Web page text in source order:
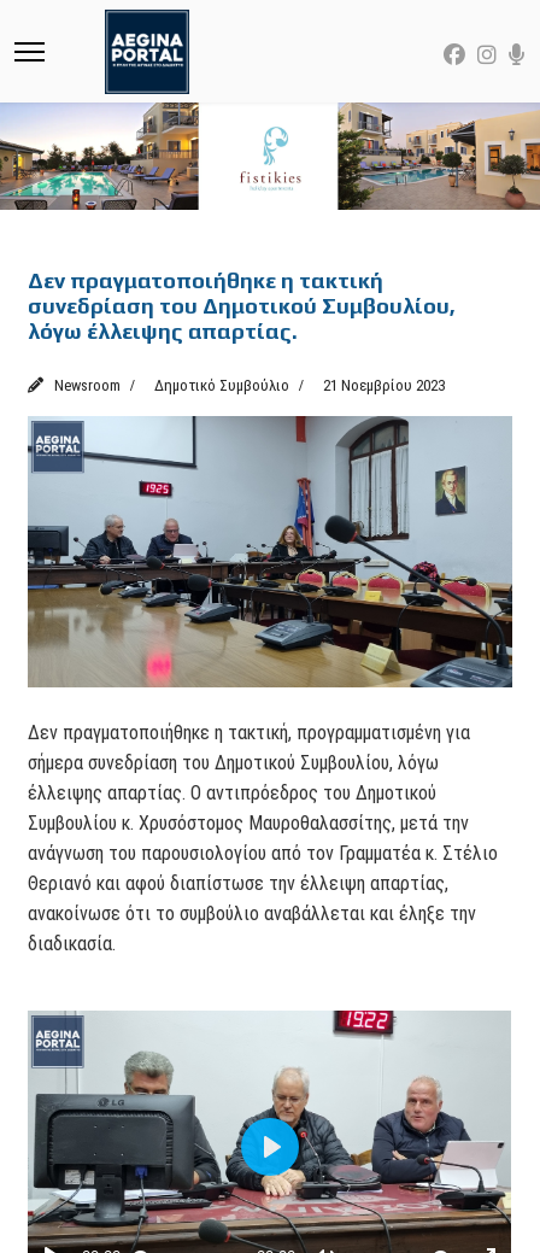
Δεν πραγματοποιήθηκε η τακτική
συνεδρίαση του Δημοτικού Συμβουλίου,
λόγω έλλειψης απαρτίας.
Newsroom Δημοτικό Συμβούλιο 21 Νοεμβρίου 2023
Δεν πραγματοποιήθηκε η τακτική, προγραμματισμένη για
σήμερα συνεδρίαση του Δημοτικού Συμβουλίου, λόγω
έλλειψης απαρτίας. Ο αντιπρόεδρος του Δημοτικού
Συμβουλίου κ. Χρυσόστομος Μαυροθαλασσίτης, μετά την
ανάγνωση του παρουσιολογίου από τον Γραμματέα κ. Στέλιο
Θεριανό και αφού διαπίστωσε την έλλειψη απαρτίας,
ανακοίνωσε ότι το συμβούλιο αναβάλλεται και έληξε την
διαδικασία.